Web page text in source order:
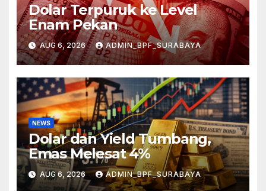
Dolar Terpuruk ke Level
Enam Pekan
AUG 6, 2026 ADMIN_BPF_SURABAYA
NEWS
Dolar dan Yield Tumbang,
Emas Melesat 4%
AUG 6, 2026 ADMIN_BPF_SURABAYA